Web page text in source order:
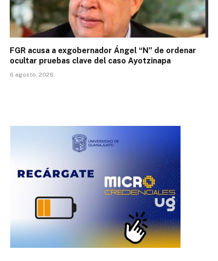
FGR acusa a exgobernador Ángel “N” de ordenar
ocultar pruebas clave del caso Ayotzinapa
6 agosto, 2026